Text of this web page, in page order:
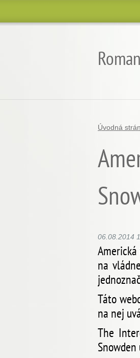
Úvodná
06.08.2014
na
Táto
na nej
The